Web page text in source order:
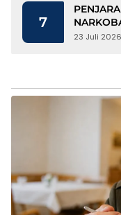
7
23 Juli 2026